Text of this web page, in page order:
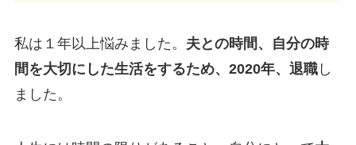
私は１年以上悩みました。 夫との時間、自分の時
間を大切にした生活をするため、2020年、退職し
ました。